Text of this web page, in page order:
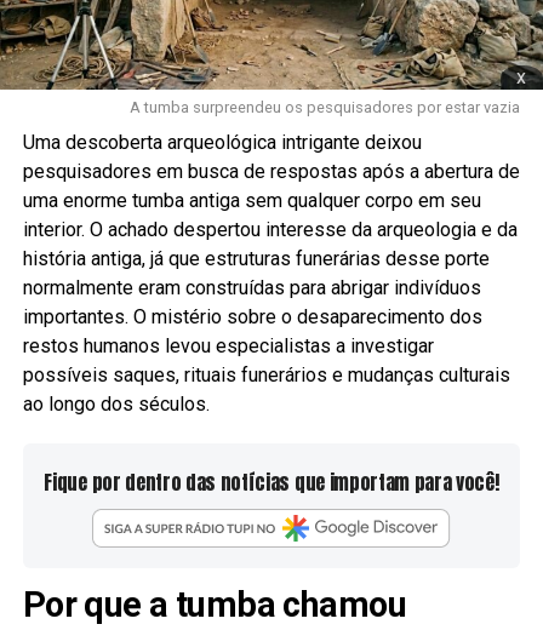
x
A tumba surpreendeu os pesquisadores por estar vazia
Uma descoberta arqueológica intrigante deixou
pesquisadores em busca de respostas após a abertura de
uma enorme tumba antiga sem qualquer corpo em seu
interior. O achado despertou interesse da arqueologia e da
história antiga, já que estruturas funerárias desse porte
normalmente eram construídas para abrigar indivíduos
importantes. O mistério sobre o desaparecimento dos
restos humanos levou especialistas a investigar
possíveis saques, rituais funerários e mudanças culturais
ao longo dos séculos.
Fique por dentro das notícias que importam para você!
Por que a tumba chamou